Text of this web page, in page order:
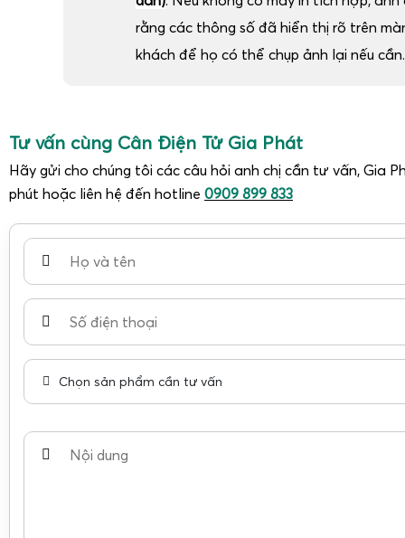
rằng các thông số đã hiển thị rõ trên
khách để họ có thể chụp ảnh lại nếu cần.
Tư vấn cùng Cân Điện Tử Gia Phát
Hãy gửi cho chúng tôi các câu hỏi anh chị cần tư vấn, Gia
phút hoặc liên hệ đến hotline 0909 899 833
Chọn sản phẩm cần tư vấn